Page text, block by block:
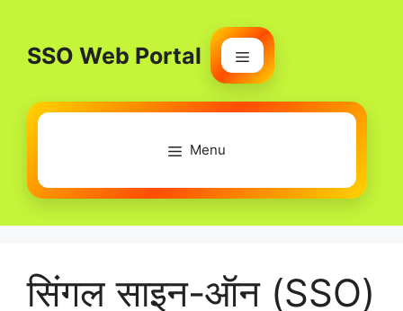
contentSSO Web Portal
Menu
Menu
सिंगल साइन-ऑन (SSO)